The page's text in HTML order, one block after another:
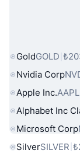
Popüler
GoldGOLD
Nvidia Corp
Apple Inc.AAPL
Alphabet Inc
Microsoft Corp
SilverSILVER